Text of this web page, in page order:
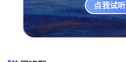
点我试听